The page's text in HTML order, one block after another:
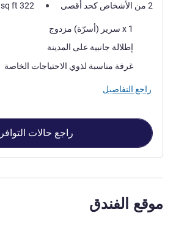
2 من الأشخاص كحد أقصى sq ft 322
فرش السرير
1 x سرير (أسرّة) مزدوج
المناظر:إطلالة جانبية على المدينة
غرفة مناسبة لذوي الاحتياجات الخاصة
راجع التفاصيل
راجع حالات التوافر
موقع الفندق